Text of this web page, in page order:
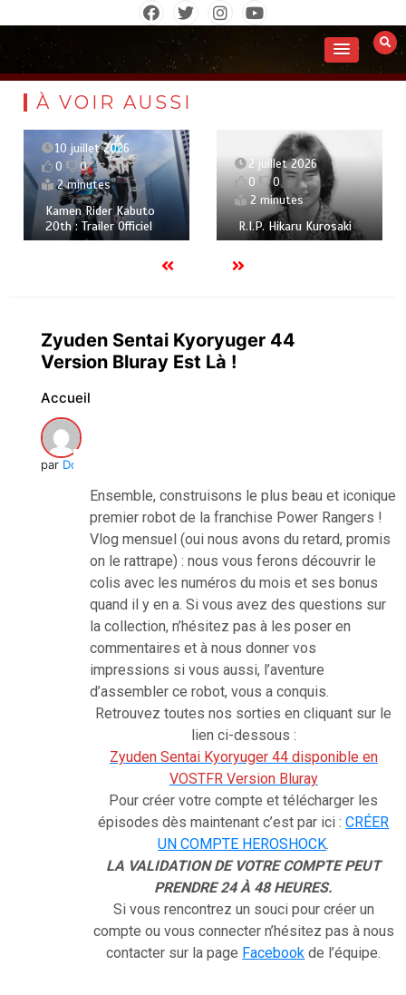
contenu
À VOIR AUSSI
10 juillet 2026
0
0
2 minutes
Kamen Rider Kabuto
20th : Trailer Officiel
2 juillet 2026
0
0
2 minutes
R.I.P. Hikaru Kurosaki
Zyuden Sentai Kyoryuger 44
Version Bluray Est Là !
Accueil
par Doc Sakura
Ensemble, construisons le plus beau et iconique
premier robot de la franchise Power Rangers !
Vlog mensuel (oui nous avons du retard, promis
on le rattrape) : nous vous ferons découvrir le
colis avec les numéros du mois et ses bonus
quand il y en a. Si vous avez des questions sur
la collection, n’hésitez pas à les poser en
commentaires et à nous donner vos
impressions si vous aussi, l’aventure
d’assembler ce robot, vous a conquis.
Retrouvez toutes nos sorties en cliquant sur le
lien ci-dessous :
Zyuden Sentai Kyoryuger 44 disponible en
VOSTFR Version Bluray
Pour créer votre compte et télécharger les
épisodes dès maintenant c’est par ici :CRÉER
UN COMPTE HEROSHOCK.
LA VALIDATION DE VOTRE COMPTE PEUT
PRENDRE 24 À 48 HEURES.
Si vous rencontrez un souci pour créer un
compte ou vous connecter n’hésitez pas à nous
contacter sur la page Facebook de l’équipe.